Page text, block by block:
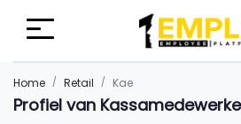
Home Retail Kae
Profiel van